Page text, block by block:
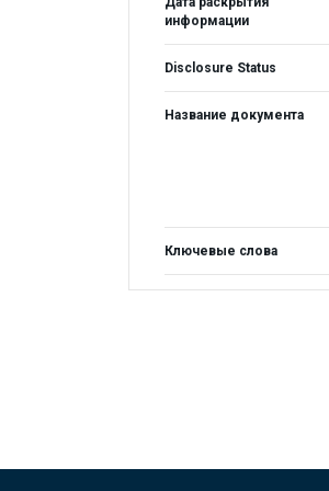
информации
Disclosure Status
Название документа
Ключевые слова